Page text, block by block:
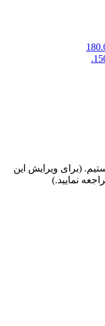
هستیم. (برای ویرایش این
نمایید.)